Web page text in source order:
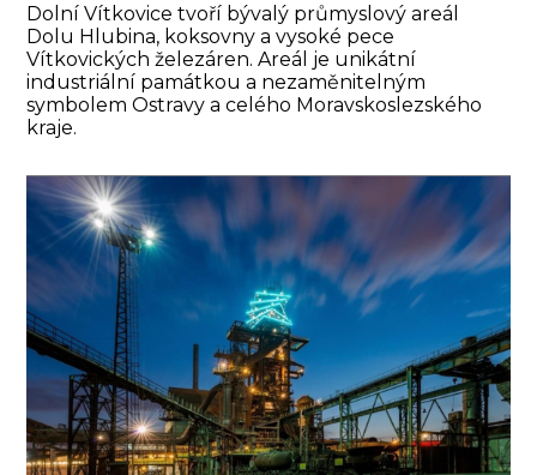
Dolní Vítkovice tvoří bývalý průmyslový areál
Dolu Hlubina, koksovny a vysoké pece
Vítkovických železáren. Areál je unikátní
industriální památkou a nezaměnitelným
symbolem Ostravy a celého Moravskoslezského
kraje.